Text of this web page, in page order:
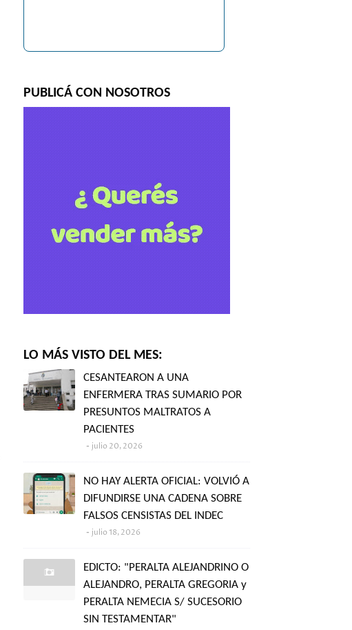
PUBLICÁ CON NOSOTROS
LO MÁS VISTO DEL MES:
CESANTEARON A UNA
ENFERMERA TRAS SUMARIO POR
PRESUNTOS MALTRATOS A
PACIENTES
julio 20, 2026
NO HAY ALERTA OFICIAL: VOLVIÓ A
DIFUNDIRSE UNA CADENA SOBRE
FALSOS CENSISTAS DEL INDEC
julio 18, 2026
EDICTO: "PERALTA ALEJANDRINO O
ALEJANDRO, PERALTA GREGORIA y
PERALTA NEMECIA S/ SUCESORIO
SIN TESTAMENTAR"